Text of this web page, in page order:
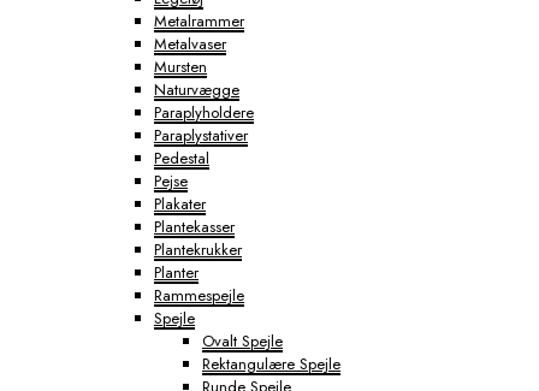
Metalrammer
Metalvaser
Mursten
Naturvægge
Paraplyholdere
Paraplystativer
Pedestal
Pejse
Plakater
Plantekasser
Plantekrukker
Planter
Rammespejle
Spejle
Ovalt Spejle
Rektangulære Spejle